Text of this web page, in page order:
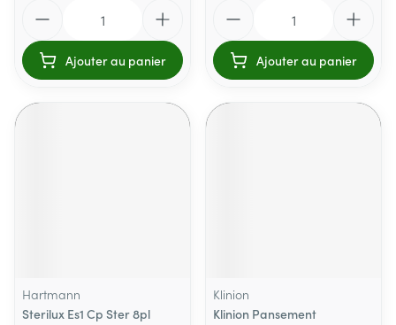
Ajouter au panier Ajouter au panier
Hartmann
Sterilux Es1 Cp Ster 8pl
Klinion
Klinion Pansement